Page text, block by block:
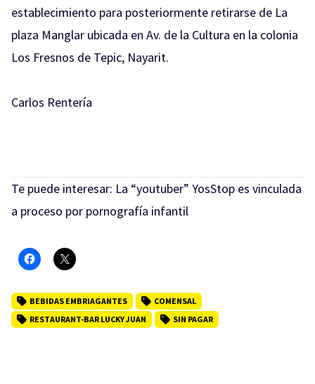
establecimiento para posteriormente retirarse de La
plaza Manglar ubicada en Av. de la Cultura en la colonia
Los Fresnos de Tepic, Nayarit.
Carlos Rentería
Te puede interesar: La “youtuber” YosStop es vinculada
a proceso por pornografía infantil
BEBIDAS EMBRIAGANTES
COMENSAL
RESTAURANT-BAR LUCKY JUAN
SIN PAGAR